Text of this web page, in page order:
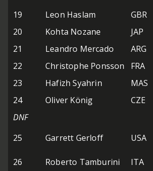
19
Leon Haslam GBR
20
Kohta Nozane JAP
21
Leandro Mercado ARG
22
Christophe Ponsson FRA
23
Hafizh Syahrin MAS
24
Oliver König CZE
DNF
25
Garrett Gerloff USA
26 Roberto Tamburini ITA